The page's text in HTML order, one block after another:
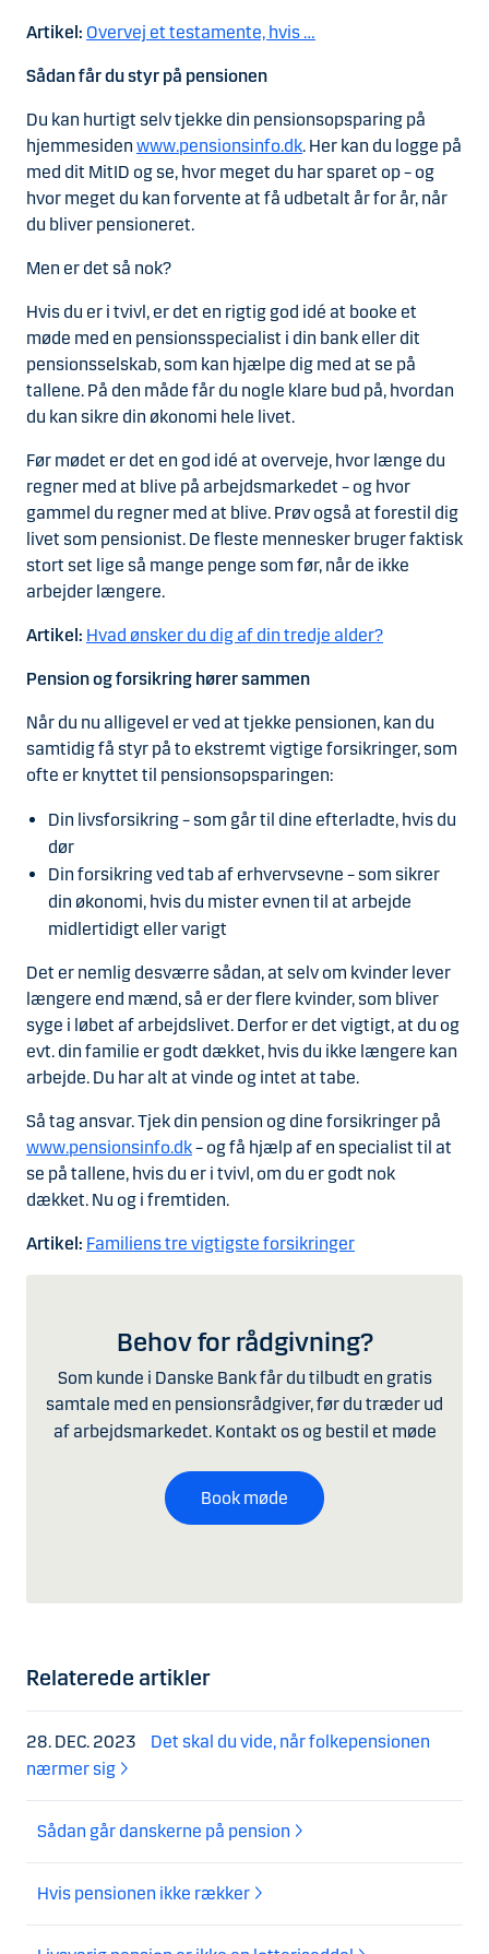
Artikel: Overvej et testamente, hvis …
Sådan får du styr på pensionen
Du kan hurtigt selv tjekke din pensionsopsparing på
hjemmesiden www.pensionsinfo.dk. Her kan du logge på
med dit MitID og se, hvor meget du har sparet op – og
hvor meget du kan forvente at få udbetalt år for år, når
du bliver pensioneret.
Men er det så nok?
Hvis du er i tvivl, er det en rigtig god idé at booke et
møde med en pensionsspecialist i din bank eller dit
pensionsselskab, som kan hjælpe dig med at se på
tallene. På den måde får du nogle klare bud på, hvordan
du kan sikre din økonomi hele livet.
Før mødet er det en god idé at overveje, hvor længe du
regner med at blive på arbejdsmarkedet – og hvor
gammel du regner med at blive. Prøv også at forestil dig
livet som pensionist. De fleste mennesker bruger faktisk
stort set lige så mange penge som før, når de ikke
arbejder længere.
Artikel: Hvad ønsker du dig af din tredje alder?
Pension og forsikring hører sammen
Når du nu alligevel er ved at tjekke pensionen, kan du
samtidig få styr på to ekstremt vigtige forsikringer, som
ofte er knyttet til pensionsopsparingen:
Din livsforsikring – som går til dine efterladte, hvis du
dør
Din forsikring ved tab af erhvervsevne – som sikrer
din økonomi, hvis du mister evnen til at arbejde
midlertidigt eller varigt
Det er nemlig desværre sådan, at selv om kvinder lever
længere end mænd, så er der flere kvinder, som bliver
syge i løbet af arbejdslivet. Derfor er det vigtigt, at du og
evt. din familie er godt dækket, hvis du ikke længere kan
arbejde. Du har alt at vinde og intet at tabe.
Så tag ansvar. Tjek din pension og dine forsikringer på
www.pensionsinfo.dk– og få hjælp af en specialist til at
se på tallene, hvis du er i tvivl, om du er godt nok
dækket. Nu og i fremtiden.
Artikel: Familiens tre vigtigste forsikringer
Behov for rådgivning?
Som kunde i Danske Bank får du tilbudt en gratis
samtale med en pensionsrådgiver, før du træder ud
af arbejdsmarkedet. Kontakt os og bestil et møde
Book møde
Relaterede artikler
28. DEC. 2023
Det skal du vide, når folkepensionen
nærmer sig
Sådan går danskerne på pension
Hvis pensionen ikke rækker